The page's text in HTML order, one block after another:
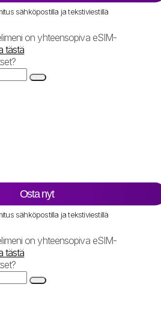
sähköpostilla ja tekstiviestillä
on yhteensopiva eSIM-
tästä
Osta nyt
sähköpostilla ja tekstiviestillä
on yhteensopiva eSIM-
tästä